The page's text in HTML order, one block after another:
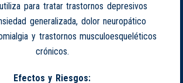
para tratar trastornos depresivos
generalizada, dolor neuropático
y trastornos musculoesqueléticos
crónicos.
Efectos y Riesgos: